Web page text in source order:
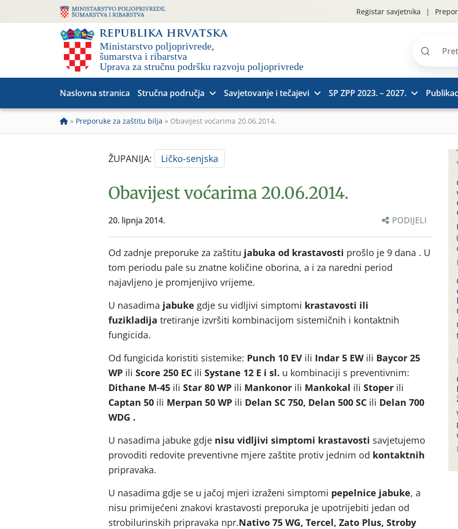
Registar savjetnika
Pretraži
Naslovna stranica Stručna područja Savjetovanje i tečajevi SP ZPP 2023. – 2027.
» Preporuke za zaštitu bilja » Obavijest voćarima 20.06.2014.
ŽUPANIJA: Ličko-senjska
Obavijest voćarima 20.06.2014.
20. lipnja 2014. PODIJELI
Od zadnje preporuke za zaštitu jabuka od krastavosti prošlo je 9 dana . U
tom periodu pale su znatne količine oborina, a i za naredni period
najavljeno je promjenjivo vrijeme.
U nasadima jabuke gdje su vidljivi simptomi krastavosti ili
fuzikladija tretiranje izvršiti kombinacijom sistemičnih i kontaktnih
fungicida.
Od fungicida koristiti sistemike: Punch 10 EV ili Indar 5 EW ili Baycor 25
WP ili Score 250 EC ili Systane 12 E i sl. u kombinaciji s preventivnim:
Dithane M-45 ili Star 80 WP ili Mankonor ili Mankokal ili Stoper ili
Captan 50 ili Merpan 50 WP ili Delan SC 750, Delan 500 SC ili Delan 700
WDG .
U nasadima jabuke gdje nisu vidljivi simptomi krastavosti savjetujemo
provoditi redovite preventivne mjere zaštite protiv jednim od kontaktnih
pripravaka.
U nasadima gdje se u jačoj mjeri izraženi simptomi pepelnice jabuke, a
nisu primijećeni znakovi krastavosti preporuka je upotrijebiti jedan od
strobilurinskih pripravaka npr.Nativo 75 WG, Tercel, Zato Plus, Stroby